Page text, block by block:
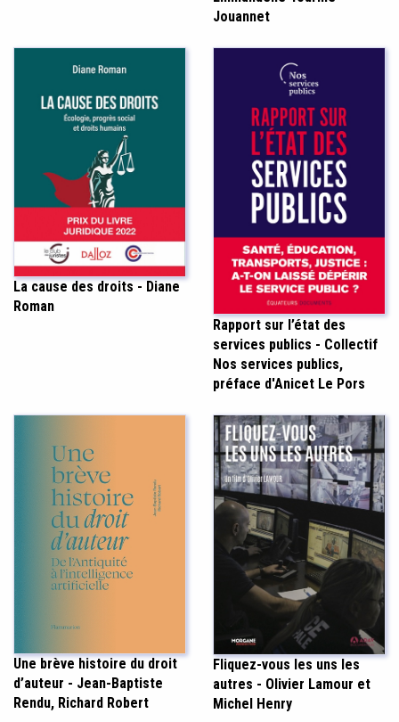
Jouannet
La cause des droits - Diane
Roman
Rapport sur l’état des
services publics - Collectif
Nos services publics,
préface d'Anicet Le Pors
Une brève histoire du droit
d’auteur - Jean-Baptiste
Rendu, Richard Robert
Fliquez-vous les uns les
autres - Olivier Lamour et
Michel Henry